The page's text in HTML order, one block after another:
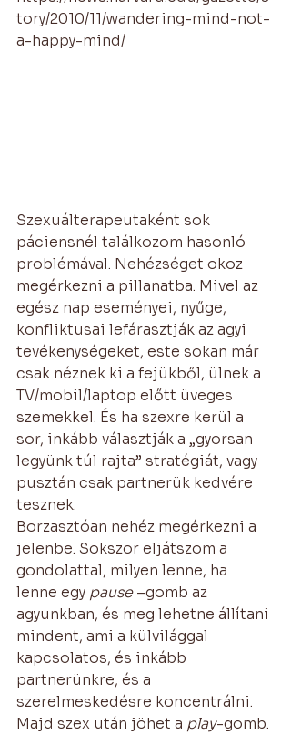
tory/2010/11/wandering-mind-not-
a-happy-mind/
Szexuálterapeutaként sok
páciensnél találkozom hasonló
problémával. Nehézséget okoz
megérkezni a pillanatba. Mivel az
egész nap eseményei, nyűge,
konfliktusai lefárasztják az agyi
tevékenységeket, este sokan már
csak néznek ki a fejükből, ülnek a
TV/mobil/laptop előtt üveges
szemekkel. És ha szexre kerül a
sor, inkább választják a „gyorsan
legyünk túl rajta” stratégiát, vagy
pusztán csak partnerük kedvére
tesznek.
Borzasztóan nehéz megérkezni a
jelenbe. Sokszor eljátszom a
gondolattal, milyen lenne, ha
lenne egy pause –gomb az
agyunkban, és meg lehetne állítani
mindent, ami a külvilággal
kapcsolatos, és inkább
partnerünkre, és a
szerelmeskedésre koncentrálni.
Majd szex után jöhet a play-gomb.